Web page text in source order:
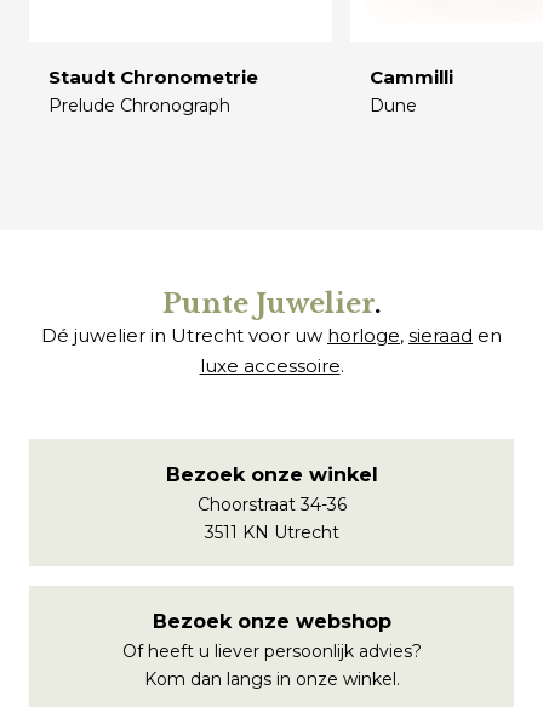
Staudt Chronometrie
Prelude Chronograph
Cammilli
Dune
Punte Juwelier.
Dé juwelier in Utrecht voor uw horloge, sieraad en
luxe accessoire.
Bezoek onze winkel
Choorstraat 34-36
3511 KN Utrecht
Bezoek onze webshop
Of heeft u liever persoonlijk advies?
Kom dan langs in onze winkel.